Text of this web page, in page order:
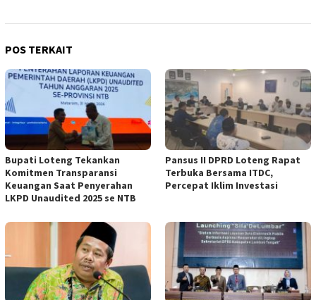
POS TERKAIT
Bupati Loteng Tekankan
Komitmen Transparansi
Keuangan Saat Penyerahan
LKPD Unaudited 2025 se NTB
Pansus II DPRD Loteng Rapat
Terbuka Bersama ITDC,
Percepat Iklim Investasi